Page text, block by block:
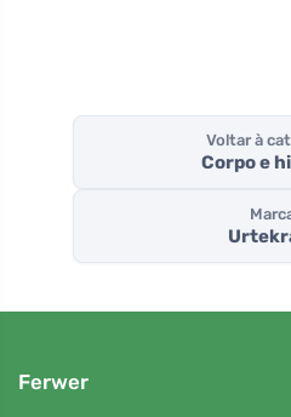
Voltar à
Corpo e
Ferwer